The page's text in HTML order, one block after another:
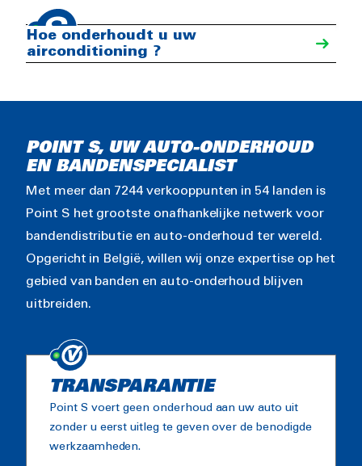
Hoe onderhoudt u uw
airconditioning ?
POINT S, UW AUTO-ONDERHOUD
EN BANDENSPECIALIST
Met meer dan 7244 verkooppunten in 54 landen is
Point S het grootste onafhankelijke netwerk voor
bandendistributie en auto-onderhoud ter wereld.
Opgericht in België, willen wij onze expertise op het
gebied van banden en auto-onderhoud blijven
uitbreiden.
TRANSPARANTIE
Point S voert geen onderhoud aan uw auto uit
zonder u eerst uitleg te geven over de benodigde
werkzaamheden.